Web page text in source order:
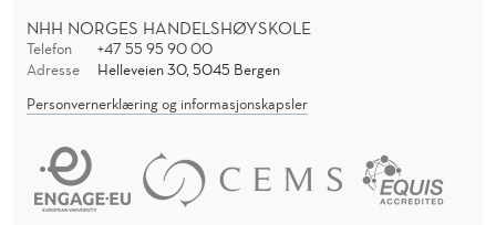
NHH NORGES HANDELSHØYSKOLE
Telefon
+47 55 95 90 00
Adresse
Helleveien 30, 5045 Bergen
Personvernerklæring og informasjonskapsler